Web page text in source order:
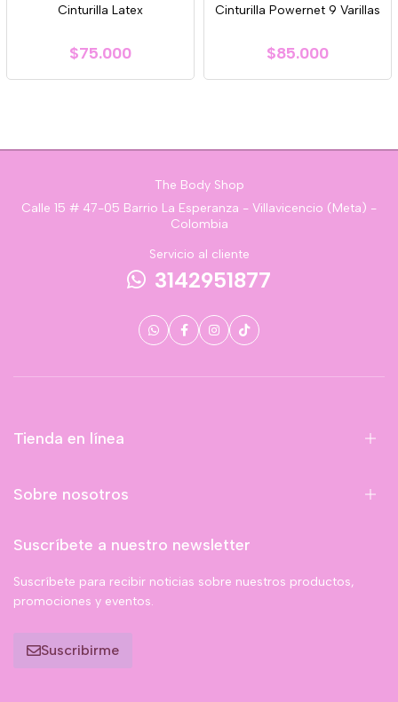
Cinturilla Latex
$75.000
Cinturilla Powernet 9 Varillas
$85.000
The Body Shop
Calle 15 # 47-05 Barrio La Esperanza - Villavicencio (Meta) -
Colombia
Servicio al cliente
3142951877
Tienda en línea
Sobre nosotros
Suscríbete a nuestro newsletter
Suscríbete para recibir noticias sobre nuestros productos,
promociones y eventos.
Suscribirme